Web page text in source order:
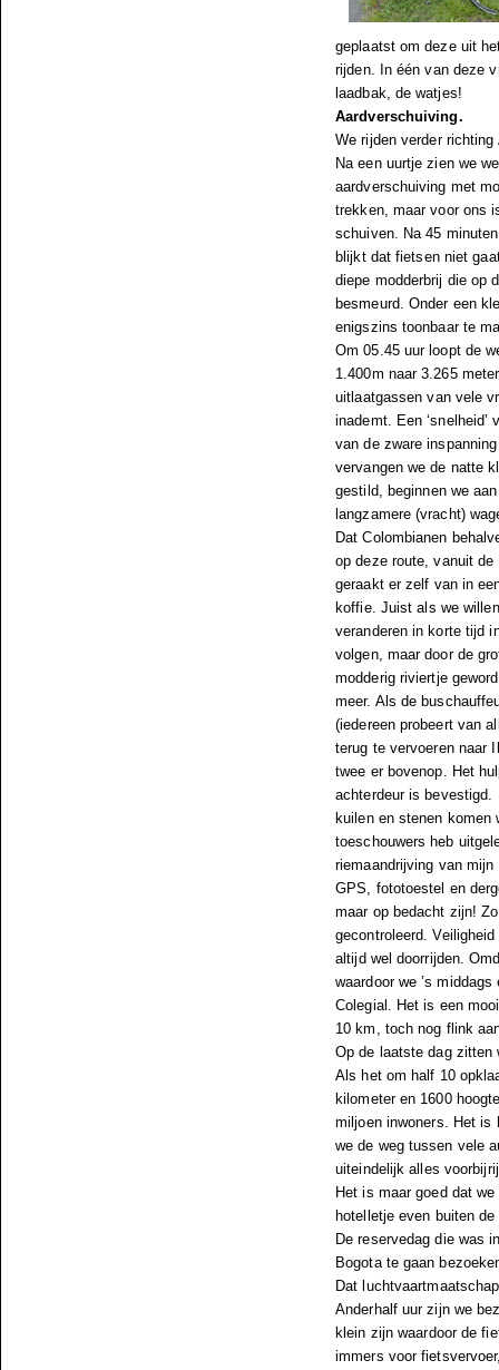
geplaatst om deze uit
rijden. In één van deze
laadbak, de watjes!
Aardverschuiving.
We rijden verder richting
Na een uurtje zien we
aardverschuiving met
trekken, maar voor ons
schuiven. Na 45
blijkt dat fietsen niet
diepe modderbrij die op
besmeurd. Onder een
enigszins toonbaar te
Om 05.45 uur loopt de
1.400m naar 3.265
uitlaatgassen van vele
inademt. Een
van de zware
vervangen we de natte
gestild, beginnen we
langzamere (vracht)
Dat Colombianen
op deze route, vanuit
geraakt er zelf van in
koffie. Juist als we
veranderen in korte tijd
volgen, maar door de
modderig riviertje
meer. Als de
(iedereen probeert van
terug te vervoeren naar
twee er bovenop. Het
achterdeur is bevestigd.
kuilen en stenen
toeschouwers heb
riemaandrijving van mijn
GPS, fototoestel en
maar op bedacht zijn!
gecontroleerd.
altijd wel doorrijden.
waardoor we ’s
Colegial. Het is een
10 km, toch nog flink
Op de laatste dag zitten
Als het om half 10
kilometer en 1600
miljoen inwoners. Het is
we de weg tussen vele
uiteindelijk alles
Het is maar goed dat
hotelletje even buiten
De reservedag die was
Bogota te gaan
Dat
Anderhalf uur zijn we
klein zijn waardoor de
immers voor